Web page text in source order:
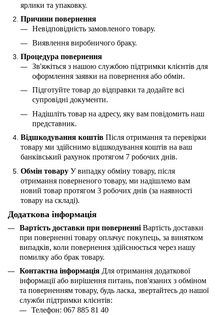
ярлики та упаковку.
Причини повернення
Невідповідність замовленого товару.
Виявлення виробничого браку.
Процедура повернення
Зв'яжіться з нашою службою підтримки клієнтів для
оформлення заявки на повернення або обмін.
Підготуйте товар до відправки та додайте всі
супровідні документи.
Надішліть товар на адресу, яку вам повідомить наш
представник.
Відшкодування коштів Після отримання та перевірки
товару ми здійснимо відшкодування коштів на ваш
банківський рахунок протягом 7 робочих днів.
Обмін товару У випадку обміну товару, після
отримання поверненого товару, ми надішлемо вам
новий товар протягом 3 робочих днів (за наявності
товару на складі).
Додаткова інформація
Вартість доставки при поверненні Вартість доставки
при поверненні товару оплачує покупець, за винятком
випадків, коли повернення здійснюється через нашу
помилку або брак товару.
Контактна інформація Для отримання додаткової
інформації або вирішення питань, пов'язаних з обміном
та поверненням товару, будь ласка, звертайтесь до нашої
служби підтримки клієнтів:
Телефон: 067 885 81 40